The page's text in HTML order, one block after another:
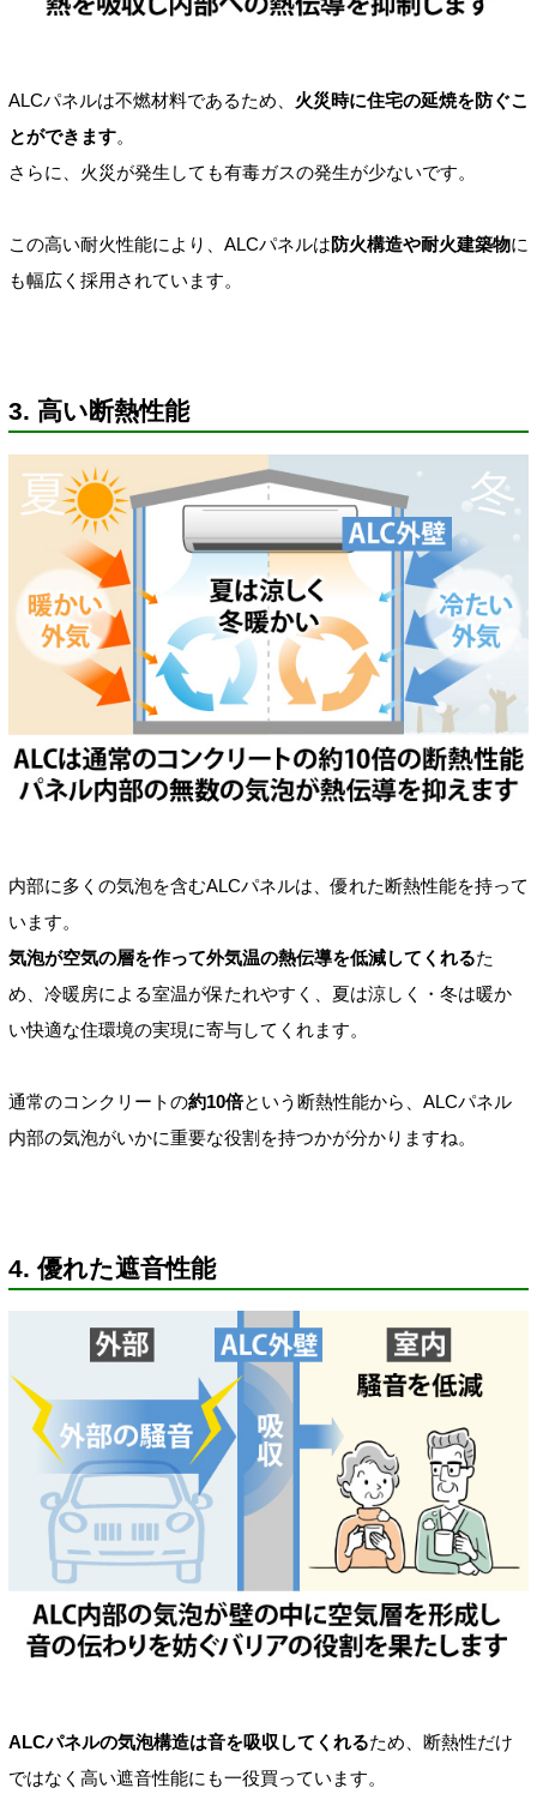
ALCパネルは不燃材料であるため、 火災時に住宅の延焼を防ぐこ
とができます。
さらに、火災が発生しても有毒ガスの発生が少ないです。
この高い耐火性能により、ALCパネルは防火構造や耐火建築物に
も幅広く採用されています。
3. 高い断熱性能
内部に多くの気泡を含むALCパネルは、優れた断熱性能を持って
います。
気泡が空気の層を作って外気温の熱伝導を低減してくれるた
め、冷暖房による室温が保たれやすく、夏は涼しく・冬は暖か
い快適な住環境の実現に寄与してくれます。
通常のコンクリートの約10倍という断熱性能から、ALCパネル
内部の気泡がいかに重要な役割を持つかが分かりますね。
4. 優れた遮音性能
ALCパネルの気泡構造は音を吸収してくれるため、断熱性だけ
ではなく高い遮音性能にも一役買っています。